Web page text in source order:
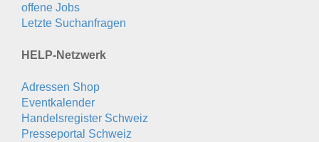
offene Jobs
Letzte Suchanfragen
HELP-Netzwerk
Adressen Shop
Eventkalender
Handelsregister Schweiz
Presseportal Schweiz